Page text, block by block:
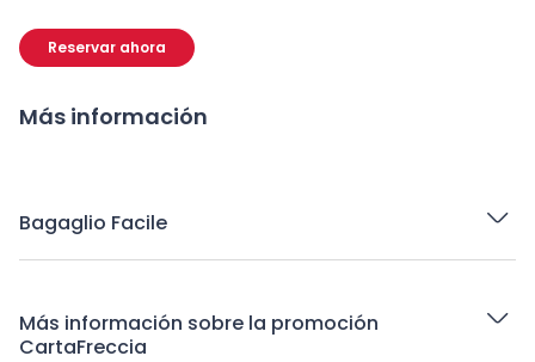
Reservar ahora
Más información
Bagaglio Facile
Más información sobre la promoción
CartaFreccia